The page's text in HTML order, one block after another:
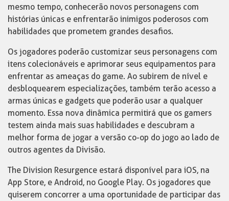
mesmo tempo, conhecerão novos personagens com
histórias únicas e enfrentarão inimigos poderosos com
habilidades que prometem grandes desafios.
Os jogadores poderão customizar seus personagens com
itens colecionáveis e aprimorar seus equipamentos para
enfrentar as ameaças do game. Ao subirem de nível e
desbloquearem especializações, também terão acesso a
armas únicas e gadgets que poderão usar a qualquer
momento. Essa nova dinâmica permitirá que os gamers
testem ainda mais suas habilidades e descubram a
melhor forma de jogar a versão co-op do jogo ao lado de
outros agentes da Divisão.
The Division Resurgence estará disponível para iOS, na
App Store, e Android, no Google Play. Os jogadores que
quiserem concorrer a uma oportunidade de participar das